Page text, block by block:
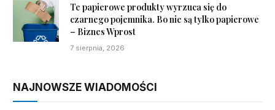
Te papierowe produkty wyrzuca się do
czarnego pojemnika. Bo nie są tylko papierowe
– Biznes Wprost
7 sierpnia, 2026
NAJNOWSZE WIADOMOŚCI